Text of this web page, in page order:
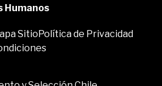
Humanos
SitioPolítica de Privacidad